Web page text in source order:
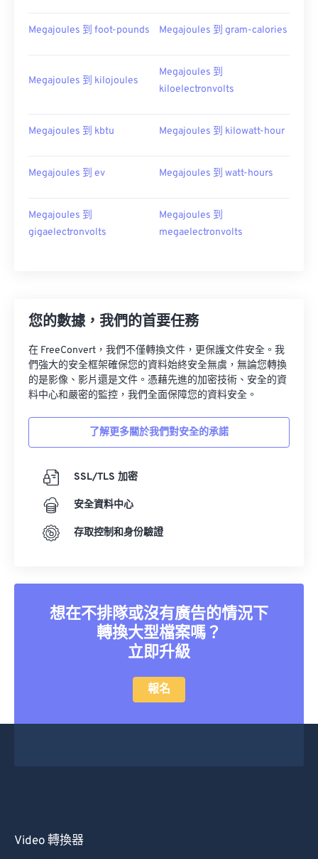
Megajoules 到 foot-pounds Megajoules 到 gram-calories
Megajoules 到 kilojoules
Megajoules 到
kiloelectronvolts
Megajoules 到 kbtu Megajoules 到 kilowatt-hour
Megajoules 到 ev Megajoules 到 watt-hours
Megajoules 到
gigaelectronvolts
Megajoules 到
megaelectronvolts
您的數據，我們的首要任務
在 FreeConvert，我們不僅轉換文件，更保護文件安全。我
們強大的安全框架確保您的資料始終安全無虞，無論您轉換
的是影像、影片還是文件。憑藉先進的加密技術、安全的資
料中心和嚴密的監控，我們全面保障您的資料安全。
了解更多關於我們對安全的承諾
SSL/TLS 加密
安全資料中心
存取控制和身份驗證
想在不排隊或沒有廣告的情況下
轉換大型檔案嗎？
立即升級
報名
Video 轉換器